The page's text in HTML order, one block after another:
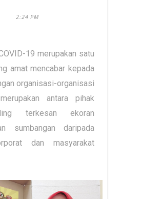
2:24 PM
19 merupakan satu
amat mencabar kepada
organisasi-organisasi
antara pihak
terkesan ekoran
sumbangan daripada
dan masyarakat